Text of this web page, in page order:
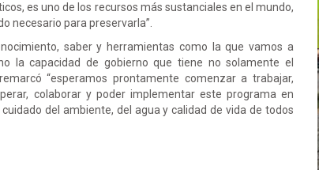
es uno de los recursos más sustanciales en el mundo,
necesario para preservarla”.
saber y herramientas como la que vamos a
la capacidad de gobierno que tiene no solamente el
“esperamos prontamente comenzar a trabajar,
colaborar y poder implementar este programa en
del ambiente, del agua y calidad de vida de todos